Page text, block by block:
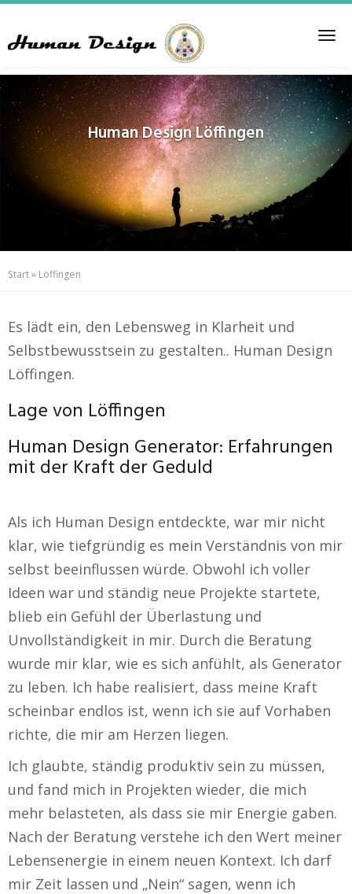
content
Human DesignLöffingen
Start» Löffingen
Es lädt ein, den Lebensweg in Klarheit und
Selbstbewusstsein zu gestalten.. Human Design
Löffingen.
Lage von Löffingen
Human Design Generator: Erfahrungen
mit der Kraft der Geduld
Als ich Human Design entdeckte, war mir nicht
klar, wie tiefgründig es mein Verständnis von mir
selbst beeinflussen würde. Obwohl ich voller
Ideen war und ständig neue Projekte startete,
blieb ein Gefühl der Überlastung und
Unvollständigkeit in mir. Durch die Beratung
wurde mir klar, wie es sich anfühlt, als Generator
zu leben. Ich habe realisiert, dass meine Kraft
scheinbar endlos ist, wenn ich sie auf Vorhaben
richte, die mir am Herzen liegen.
Ich glaubte, ständig produktiv sein zu müssen,
und fand mich in Projekten wieder, die mich
mehr belasteten, als dass sie mir Energie gaben.
Nach der Beratung verstehe ich den Wert meiner
Lebensenergie in einem neuen Kontext. Ich darf
mir Zeit lassen und „Nein“ sagen, wenn ich